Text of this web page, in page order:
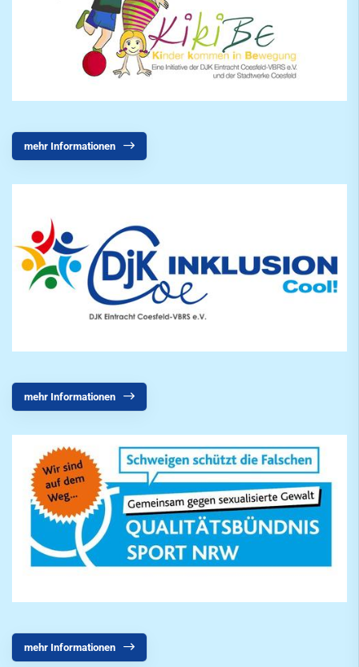
mehr Informationen
mehr Informationen
mehr Informationen
Segeln
Speichensport
Triathlon
Walking Football
Wettkampfturnen
SportWelt
Citylauf